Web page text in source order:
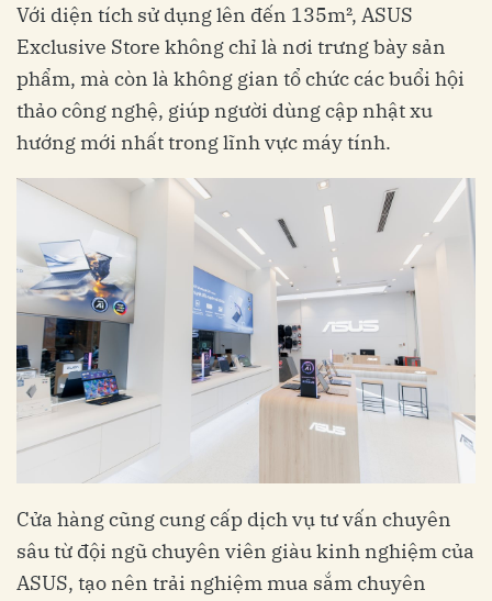
Với diện tích sử dụng lên đến 135m², ASUS
Exclusive Store không chỉ là nơi trưng bày sản
phẩm, mà còn là không gian tổ chức các buổi hội
thảo công nghệ, giúp người dùng cập nhật xu
hướng mới nhất trong lĩnh vực máy tính.
Cửa hàng cũng cung cấp dịch vụ tư vấn chuyên
sâu từ đội ngũ chuyên viên giàu kinh nghiệm của
ASUS, tạo nên trải nghiệm mua sắm chuyên